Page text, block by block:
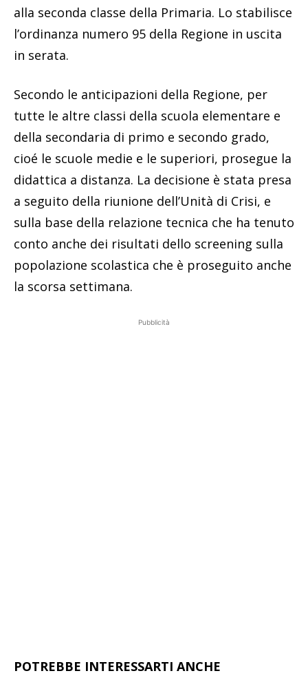
alla seconda classe della Primaria. Lo stabilisce
l’ordinanza numero 95 della Regione in uscita
in serata.
Secondo le anticipazioni della Regione, per
tutte le altre classi della scuola elementare e
della secondaria di primo e secondo grado,
cioé le scuole medie e le superiori, prosegue la
didattica a distanza. La decisione è stata presa
a seguito della riunione dell’Unità di Crisi, e
sulla base della relazione tecnica che ha tenuto
conto anche dei risultati dello screening sulla
popolazione scolastica che è proseguito anche
la scorsa settimana.
Pubblicità
POTREBBE INTERESSARTI ANCHE